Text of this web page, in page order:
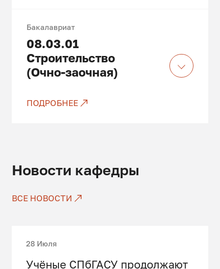
Бакалавриат
08.03.01
Строительство
(Очно-заочная)
ПОДРОБНЕЕ
Новости кафедры
ВСЕ НОВОСТИ
28 Июля
Учёные СПбГАСУ продолжают